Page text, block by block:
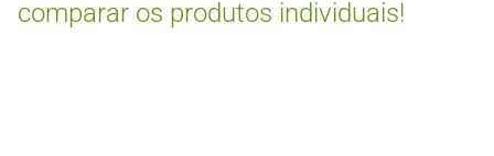
comparar os produtos individuais!